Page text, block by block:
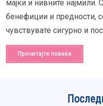
мајки и нивните најмили.
бенефиции и предности,
чувствувате сигурно и
Прочитајте повеќе